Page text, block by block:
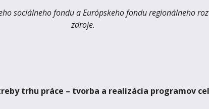
sociálneho fondu a Európskeho fondu regionálneho
zdroje.
trhu práce – tvorba a realizácia programov